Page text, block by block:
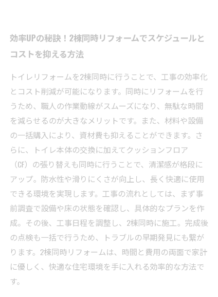
効率UPの秘訣！2棟同時リフォームでスケジュールと
コストを抑える方法
トイレリフォームを2棟同時に行うことで、工事の効率化
とコスト削減が可能になります。同時にリフォームを行
うため、職人の作業動線がスムーズになり、無駄な時間
を減らせるのが大きなメリットです。また、材料や設備
の一括購入により、資材費も抑えることができます。さ
らに、トイレ本体の交換に加えてクッションフロア
（CF）の張り替えも同時に行うことで、清潔感が格段に
アップ。防水性や滑りにくさが向上し、長く快適に使用
できる環境を実現します。工事の流れとしては、まず事
前調査で設備や床の状態を確認し、具体的なプランを作
成。その後、工事日程を調整し、2棟同時に施工。完成後
の点検も一括で行うため、トラブルの早期発見にも繋が
ります。2棟同時リフォームは、時間と費用の両面で家計
に優しく、快適な住宅環境を手に入れる効率的な方法で
す。